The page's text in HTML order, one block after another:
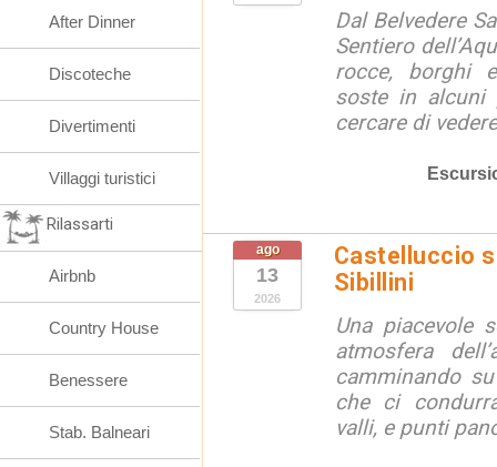
Dal Belvedere
Sentiero
rocce, borghi
soste in alcuni
cercare di
ago
13
2026
Castelluccio
Sibillini
Una piacevole
atmosfera
camminando
che ci
valli, e punti
After Dinner
Discoteche
Divertimenti
Villaggi turistici
Rilassarti
Airbnb
Country House
Benessere
Stab. Balneari